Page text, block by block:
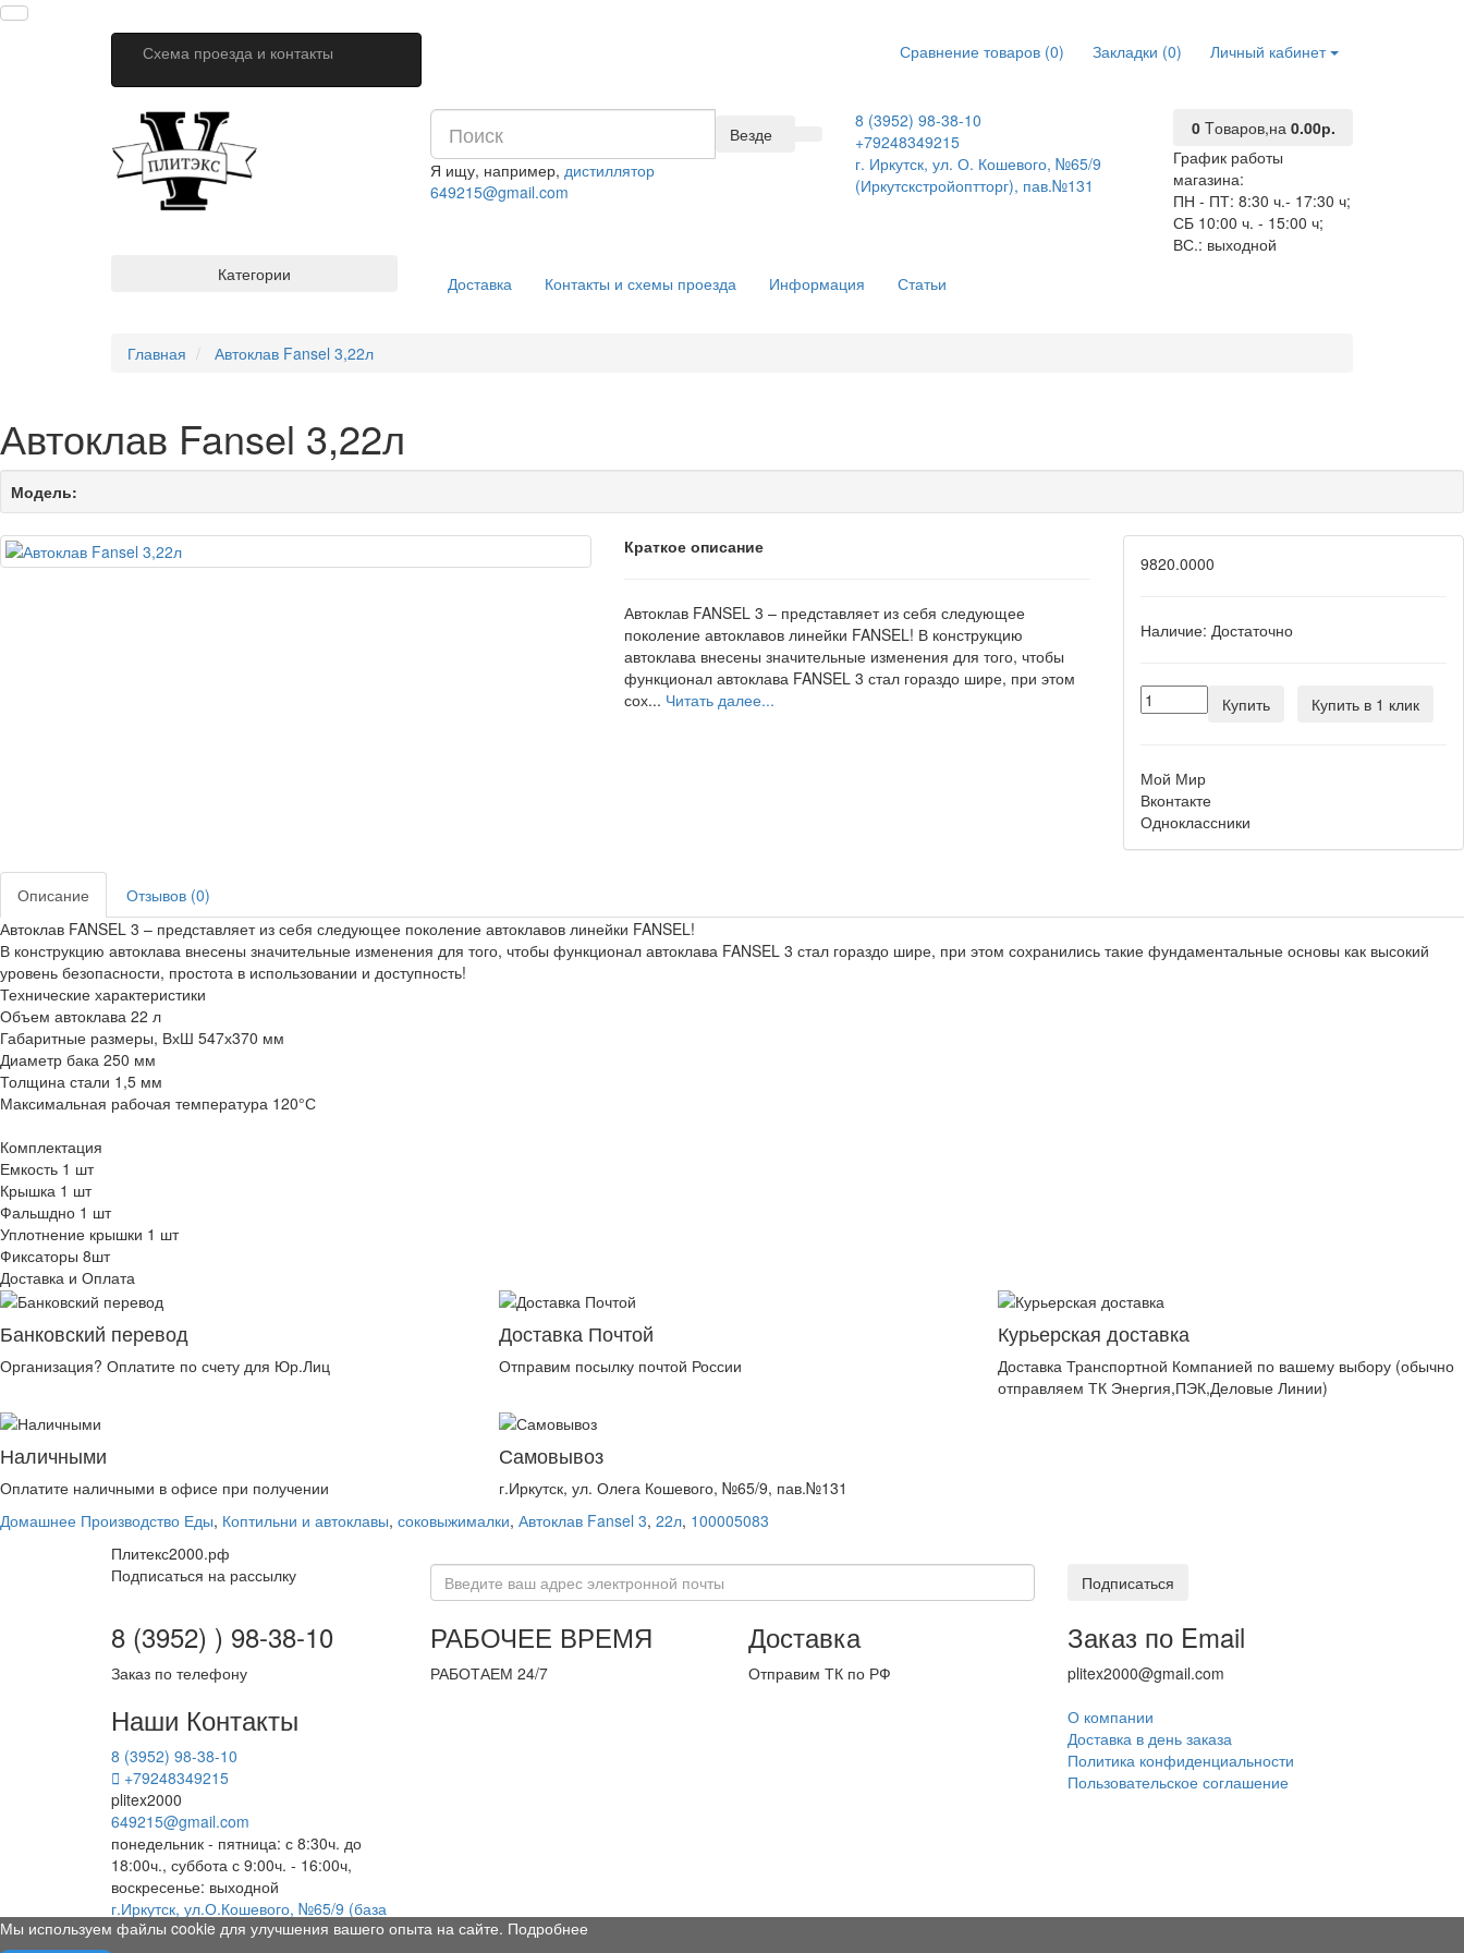
Мы используем файлы cookie для улучшения вашего опыта на сайте. Подробнее
Схема проезда и контакты Личный кабинет
Закладки (0)
Сравнение товаров (0)
8 (3952) 98-38-10
+79248349215
г. Иркутск, ул. О. Кошевого, №65/9
(Иркутскстройоптторг), пав.№131
0 Tоваров,на 0.00р.
График работы
магазина:
ПН - ПТ: 8:30 ч.- 17:30 ч;
СБ 10:00 ч. - 15:00 ч;
ВС.: выходной
Везде
Я ищу, например, дистиллятор
649215@gmail.com
Доставка Контакты и схемы проезда Информация Статьи
Категории
Главная Автоклав Fansel 3,22л
Автоклав Fansel 3,22л
Модель:
Краткое описание
Автоклав FANSEL 3 – представляет из себя следующее
поколение автоклавов линейки FANSEL! В конструкцию
автоклава внесены значительные изменения для того, чтобы
функционал автоклава FANSEL 3 стал гораздо шире, при этом
сох... Читать далее...
9820.0000
Наличие: Достаточно
Купить Купить в 1 клик
Мой Мир
Вконтакте
Одноклассники
Описание
Отзывов (0)
Автоклав FANSEL 3 – представляет из себя следующее поколение автоклавов линейки FANSEL!
В конструкцию автоклава внесены значительные изменения для того, чтобы функционал автоклава FANSEL 3 стал гораздо шире, при этом сохранились такие фундаментальные основы как высокий
уровень безопасности, простота в использовании и доступность!
Технические характеристики
Объем автоклава 22 л
Габаритные размеры, ВхШ 547х370 мм
Диаметр бака 250 мм
Толщина стали 1,5 мм
Максимальная рабочая температура 120°С
Комплектация
Емкость 1 шт
Крышка 1 шт
Фальшдно 1 шт
Уплотнение крышки 1 шт
Фиксаторы 8шт
Доставка и Оплата
Банковский перевод
Организация? Оплатите по счету для Юр.Лиц
Доставка Почтой
Отправим посылку почтой России
Курьерская доставка
Доставка Транспортной Компанией по вашему выбору (обычно
отправляем ТК Энергия,ПЭК,Деловые Линии)
Наличными
Оплатите наличными в офисе при получении
Самовывоз
г.Иркутск, ул. Олега Кошевого, №65/9, пав.№131
Домашнее Производство Еды, Коптильни и автоклавы, соковыжималки, Автоклав Fansel 3, 22л, 100005083
Плитекс2000.рф
Подписаться на рассылку
Подписаться
8 (3952) ) 98-38-10
Заказ по телефону
РАБОЧЕЕ ВРЕМЯ
РАБОТАЕМ 24/7
Доставка
Отправим ТК по РФ
Заказ по Email
plitex2000@gmail.com
Наши Контакты
8 (3952) 98-38-10
+79248349215
plitex2000
649215@gmail.com
понедельник - пятница: с 8:30ч. до
18:00ч., суббота с 9:00ч. - 16:00ч,
воскресенье: выходной
г.Иркутск, ул.О.Кошевого, №65/9 (база
"Иркутскстройоптторг"), пав.№131
О компании
Доставка в день заказа
Политика конфиденциальности
Пользовательское соглашение